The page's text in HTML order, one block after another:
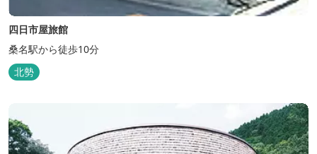
四日市屋旅館
桑名駅から徒歩10分
北勢